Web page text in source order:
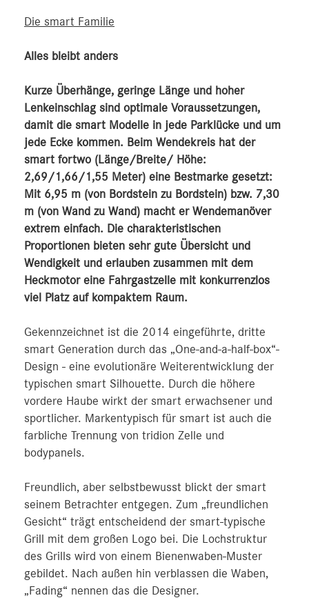
Die smart Familie
Alles bleibt anders
Kurze Überhänge, geringe Länge und hoher
Lenkeinschlag sind optimale Voraussetzungen,
damit die smart Modelle in jede Parklücke und um
jede Ecke kommen. Beim Wendekreis hat der
smart fortwo (Länge/Breite/ Höhe:
2,69/1,66/1,55 Meter) eine Bestmarke gesetzt:
Mit 6,95 m (von Bordstein zu Bordstein) bzw. 7,30
m (von Wand zu Wand) macht er Wendemanöver
extrem einfach. Die charakteristischen
Proportionen bieten sehr gute Übersicht und
Wendigkeit und erlauben zusammen mit dem
Heckmotor eine Fahrgastzelle mit konkurrenzlos
viel Platz auf kompaktem Raum.
Gekennzeichnet ist die 2014 eingeführte, dritte
smart Generation durch das „One-and-a-half-box“-
Design - eine evolutionäre Weiterentwicklung der
typischen smart Silhouette. Durch die höhere
vordere Haube wirkt der smart erwachsener und
sportlicher. Markentypisch für smart ist auch die
farbliche Trennung von tridion Zelle und
bodypanels.
Freundlich, aber selbstbewusst blickt der smart
seinem Betrachter entgegen. Zum „freundlichen
Gesicht“ trägt entscheidend der smart-typische
Grill mit dem großen Logo bei. Die Lochstruktur
des Grills wird von einem Bienenwaben-Muster
gebildet. Nach außen hin verblassen die Waben,
„Fading“ nennen das die Designer.